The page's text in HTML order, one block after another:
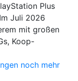
Plus
Juli 2026
mit großen
Koop-